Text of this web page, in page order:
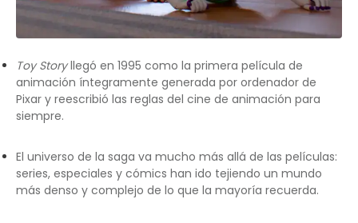
Toy Storyllegó en 1995 como la primera película de
animación íntegramente generada por ordenador de
Pixar y reescribió las reglas del cine de animación para
siempre.
El universo de la saga va mucho más allá de las películas:
series, especiales y cómics han ido tejiendo un mundo
más denso y complejo de lo que la mayoría recuerda.